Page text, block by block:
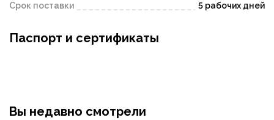
Срок поставки 5 рабочих дней
Паспорт и сертификаты
Вы недавно смотрели